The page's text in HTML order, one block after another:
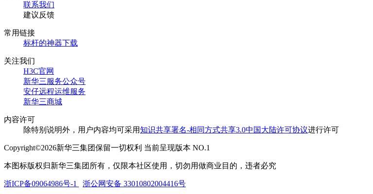
联系我们
建议反馈
常用链接
标杆的神器下载
关注我们
H3C官网
新华三服务公众号
安仔远程运维服务
新华三商城
内容许可
除特别说明外，用户内容均可采用知识共享署名-相同方式共享3.0中国大陆许可协议进行许可
Copyright©2026新华三集团保留一切权利 当前呈现版本 NO.1
本图标版权归新华三集团所有，仅限本社区使用，切勿用做商业目的，违者必究
浙ICP备09064986号-1 浙公网安备 33010802004416号